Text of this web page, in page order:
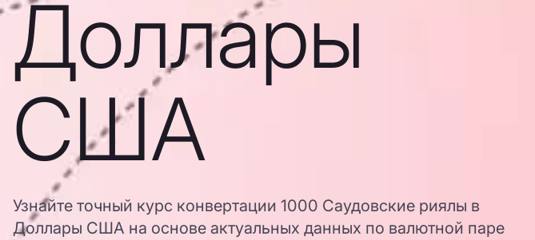
Доллары
США
Узнайте точный курс конвертации 1000 Саудовские риялы в
Доллары США на основе актуальных данных по валютной паре